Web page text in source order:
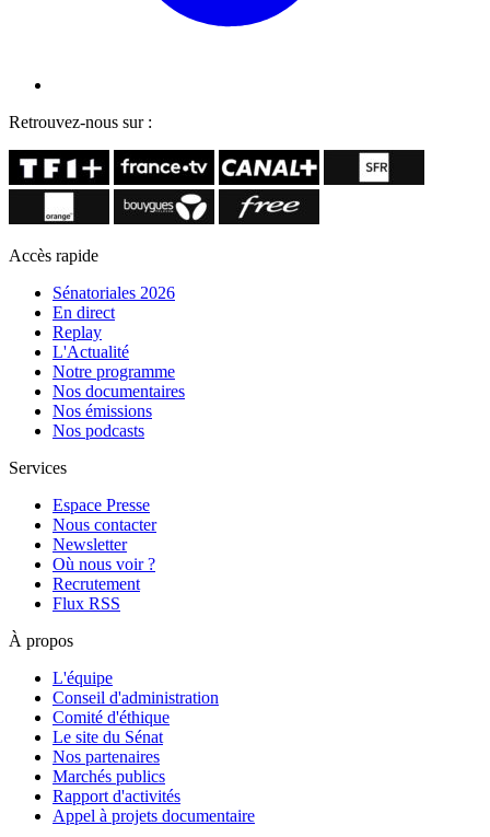
Retrouvez-nous sur :
Accès rapide
Sénatoriales 2026
En direct
Replay
L'Actualité
Notre programme
Nos documentaires
Nos émissions
Nos podcasts
Services
Espace Presse
Nous contacter
Newsletter
Où nous voir ?
Recrutement
Flux RSS
À propos
L'équipe
Conseil d'administration
Comité d'éthique
Le site du Sénat
Nos partenaires
Marchés publics
Rapport d'activités
Appel à projets documentaire